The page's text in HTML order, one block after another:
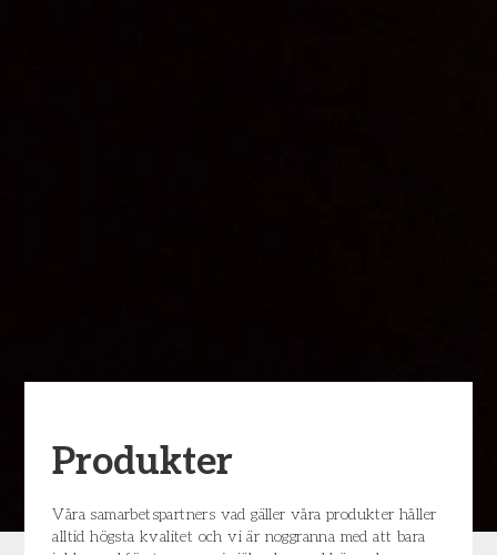
Produkter
Våra samarbetspartners vad gäller våra produkter håller
alltid högsta kvalitet och vi är noggranna med att bara